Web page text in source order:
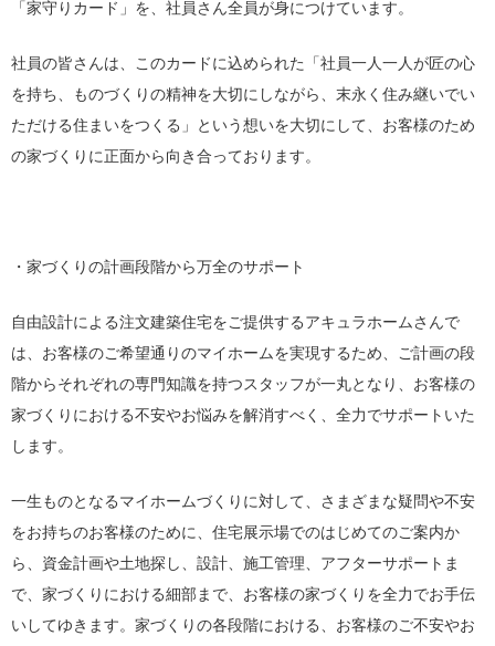
「家守りカード」を、社員さん全員が身につけています。
社員の皆さんは、このカードに込められた「社員一人一人が匠の心
を持ち、ものづくりの精神を大切にしながら、末永く住み継いでい
ただける住まいをつくる」という想いを大切にして、お客様のため
の家づくりに正面から向き合っております。
・家づくりの計画段階から万全のサポート
自由設計による注文建築住宅をご提供するアキュラホームさんで
は、お客様のご希望通りのマイホームを実現するため、ご計画の段
階からそれぞれの専門知識を持つスタッフが一丸となり、お客様の
家づくりにおける不安やお悩みを解消すべく、全力でサポートいた
します。
一生ものとなるマイホームづくりに対して、さまざまな疑問や不安
をお持ちのお客様のために、住宅展示場でのはじめてのご案内か
ら、資金計画や土地探し、設計、施工管理、アフターサポートま
で、家づくりにおける細部まで、お客様の家づくりを全力でお手伝
いしてゆきます。家づくりの各段階における、お客様のご不安やお